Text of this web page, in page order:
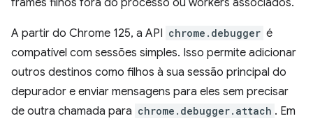
frames filhos fora do processo ou workers associados.
A partir do Chrome 125, a API chrome.debugger é
compatível com sessões simples. Isso permite adicionar
outros destinos como filhos à sua sessão principal do
depurador e enviar mensagens para eles sem precisar
de outra chamada para chrome.debugger.attach . Em